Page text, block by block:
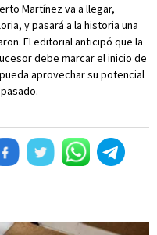
Martínez va a llegar,
y pasará a la historia una
El editorial anticipó que la
debe marcar el inicio de
aprovechar su potencial